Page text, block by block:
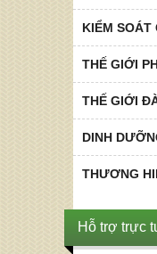
KIỂM SOÁT
THẾ GIỚI
THẾ GIỚI
DINH
THƯƠNG
Hỗ trợ trực